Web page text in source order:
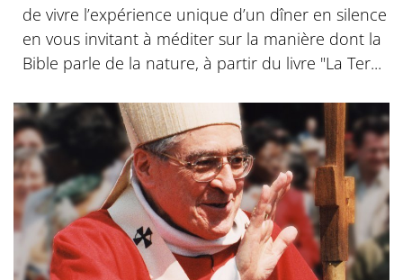
de vivre l’expérience unique d’un dîner en silence
en vous invitant à méditer sur la manière dont la
Bible parle de la nature, à partir du livre "La Ter...